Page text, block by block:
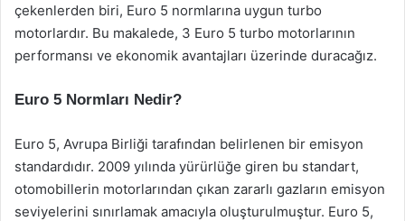
çekenlerden biri, Euro 5 normlarına uygun turbo
motorlardır. Bu makalede, 3 Euro 5 turbo motorlarının
performansı ve ekonomik avantajları üzerinde duracağız.
Euro 5 Normları Nedir?
Euro 5, Avrupa Birliği tarafından belirlenen bir emisyon
standardıdır. 2009 yılında yürürlüğe giren bu standart,
otomobillerin motorlarından çıkan zararlı gazların emisyon
seviyelerini sınırlamak amacıyla oluşturulmuştur. Euro 5,